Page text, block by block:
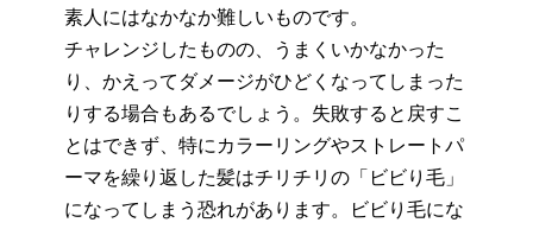
素人にはなかなか難しいものです。
チャレンジしたものの、
うまく いかなかった
り、かえってダメージがひどくなってしまった
りする場合もあるでしょう。失敗すると戻すこ
とはできず、特にカラーリングやストレートパ
ーマを繰り返した髪はチリチリの「ビビり毛」
になってしまう恐れがあります。ビビり毛にな